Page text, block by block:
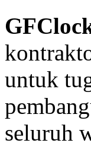
untuk
seluruh